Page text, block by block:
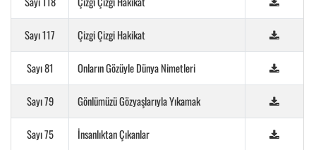
Sayı 117 Çizgi Çizgi Hakikat
Sayı 81 Onların Gözüyle Dünya Nimetleri
Sayı 79 Gönlümüzü Gözyaşlarıyla Yıkamak
Sayı 75 İnsanlıktan Çıkanlar